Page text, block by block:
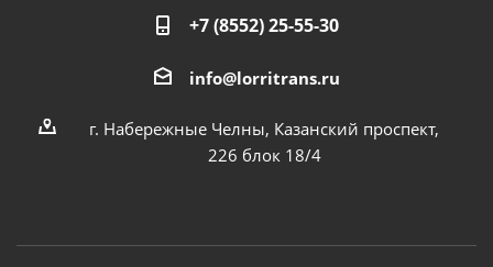
+7 (8552) 25-55-30
info@lorritrans.ru
г. Набережные Челны, Казанский проспект,
226 блок 18/4